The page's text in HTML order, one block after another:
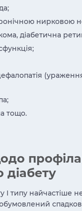
нирковою
діабетична
тощо.
діабету
І типу найчастіше